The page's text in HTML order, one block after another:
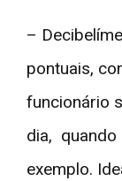
–
pontuais,
funcionário
dia, quando
exemplo.